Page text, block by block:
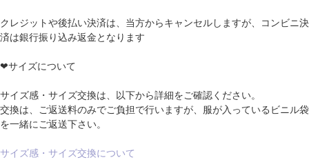
クレジットや後払い決済は、当方からキャンセルしますが、コンビニ決
済は銀行振り込み返金となります
❤サイズについて
サイズ感・サイズ交換は、以下から詳細をご確認ください。
交換は、ご返送料のみでご負担で行いますが、服が入っているビニル袋
を一緒にご返送下さい。
サイズ感・サイズ交換について